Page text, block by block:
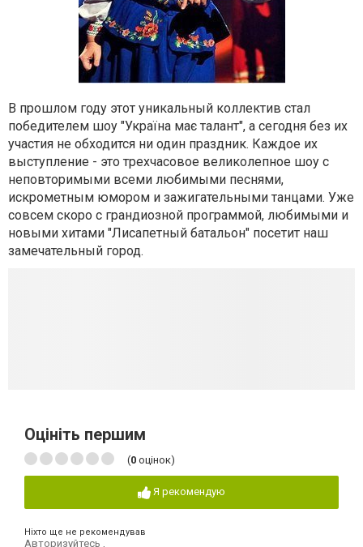
В прошлом году этот уникальный коллектив стал
победителем шоу "Україна має талант", а сегодня без их
участия не обходится ни один праздник. Каждое их
выступление - это трехчасовое великолепное шоу с
неповторимыми всеми любимыми песнями,
искрометным юмором и зажигательными танцами. Уже
совсем скоро с грандиозной программой, любимыми и
новыми хитами "Лисапетный батальон" посетит наш
замечательный город.
Оцініть першим
(0 оцінок)
Я рекомендую
Ніхто ще не рекомендував
Авторизуйтесь